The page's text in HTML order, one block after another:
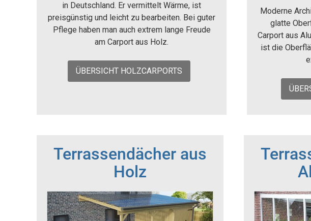
in Deutschland. Er vermittelt Wärme, ist
preisgünstig und leicht zu bearbeiten. Bei guter
Pflege haben man auch extrem lange Freude
am Carport aus Holz.
ÜBERSICHT HOLZCARPORTS
Moderne
glatte
Carport aus
ist die
Terrassendächer aus
Holz